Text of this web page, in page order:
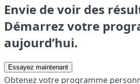
Envie de voir des
Démarrez votre
aujourd’hui.
Essayez maintenant
Obtenez votre programme